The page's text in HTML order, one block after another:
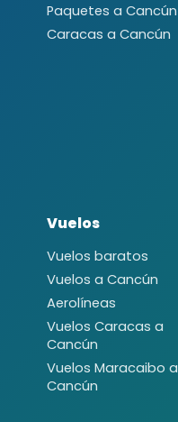
Paquetes a Cancún
Caracas a Cancún
Vuelos
Vuelos baratos
Vuelos a Cancún
Aerolíneas
Vuelos Caracas a
Cancún
Vuelos Maracaibo a
Cancún